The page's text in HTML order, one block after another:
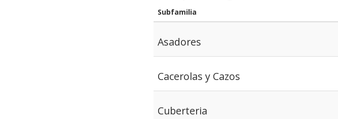
Subfamilia
Asadores
Cacerolas y Cazos
Cuberteria